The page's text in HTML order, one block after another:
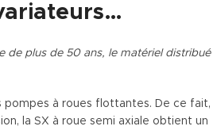
de plus de 50 ans, le matériel distribué
pompes à roues flottantes. De ce fait,
la SX à roue semi axiale obtient un